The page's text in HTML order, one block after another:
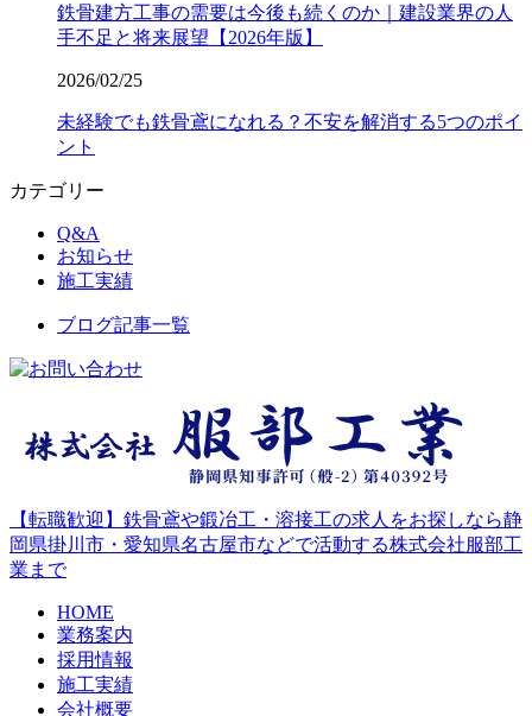
鉄骨建方工事の需要は今後も続くのか｜建設業界の人
手不足と将来展望【2026年版】
2026/02/25
未経験でも鉄骨鳶になれる？不安を解消する5つのポイ
ント
カテゴリー
Q&A
お知らせ
施工実績
ブログ記事一覧
【転職歓迎】鉄骨鳶や鍛冶工・溶接工の求人をお探しなら静
岡県掛川市・愛知県名古屋市などで活動する株式会社服部工
業まで
HOME
業務案内
採用情報
施工実績
会社概要